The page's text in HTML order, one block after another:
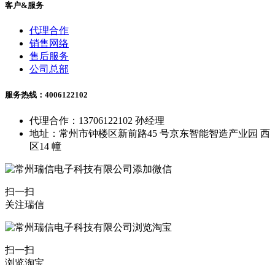
客户&服务
代理合作
销售网络
售后服务
公司总部
服务热线：4006122102
代理合作：13706122102 孙经理
地址：常州市钟楼区新前路45 号京东智能智造产业园 西
区14 幢
扫一扫
关注瑞信
扫一扫
浏览淘宝